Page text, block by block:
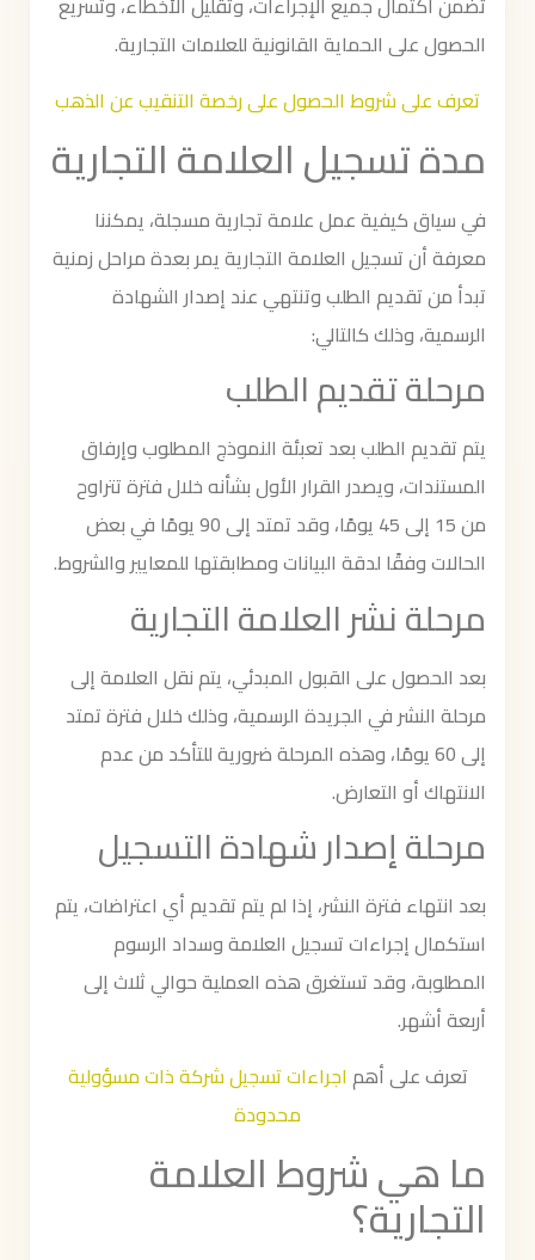
الحصول على الحماية القانونية للعلامات التجارية.
تعرف علىشروط الحصول على رخصة التنقيب عن الذهب
مدة تسجيل العلامة التجارية
في سياق كيفية عمل علامة تجارية مسجلة، يمكننا
معرفة أن تسجيل العلامة التجارية يمر بعدة مراحل زمنية
تبدأ من تقديم الطلب وتنتهي عند إصدار الشهادة
الرسمية، وذلك كالتالي:
مرحلة تقديم الطلب
يتم تقديم الطلب بعد تعبئة النموذج المطلوب وإرفاق
المستندات، ويصدر القرار الأول بشأنه خلال فترة تتراوح
من 15 إلى 45 يومًا، وقد تمتد إلى 90 يومًا في بعض
الحالات وفقًا لدقة البيانات ومطابقتها للمعايير والشروط.
مرحلة نشر العلامة التجارية
بعد الحصول على القبول المبدئي، يتم نقل العلامة إلى
مرحلة النشر في الجريدة الرسمية، وذلك خلال فترة تمتد
إلى 60 يومًا، وهذه المرحلة ضرورية للتأكد من عدم
الانتهاك أو التعارض.
مرحلة إصدار شهادة التسجيل
بعد انتهاء فترة النشر، إذا لم يتم تقديم أي اعتراضات، يتم
استكمال إجراءات تسجيل العلامة وسداد الرسوم
المطلوبة، وقد تستغرق هذه العملية حوالي ثلاث إلى
أربعة أشهر.
تعرف على أهماجراءات تسجيل شركة ذات مسؤولية
محدودة
ما هي شروط العلامة
التجارية؟